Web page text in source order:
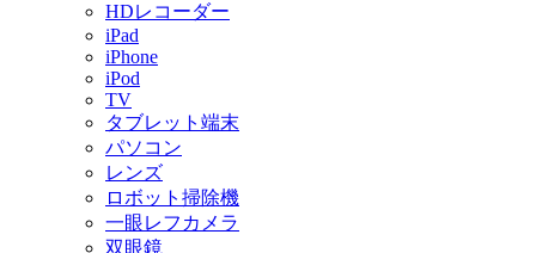
HDレコーダー
iPad
iPhone
iPod
TV
タブレット端末
パソコン
レンズ
ロボット掃除機
一眼レフカメラ
双眼鏡